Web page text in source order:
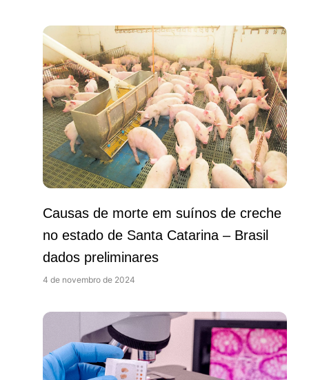
Causas de morte em suínos de creche
no estado de Santa Catarina – Brasil
dados preliminares
4 de novembro de 2024